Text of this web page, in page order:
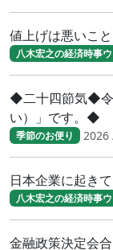
値上げは悪いこ
八木宏之の経済時事
◆二十四節気◆令
い）」です。◆
季節のお便り 2026
日本企業に起き
八木宏之の経済時事
金融政策決定会